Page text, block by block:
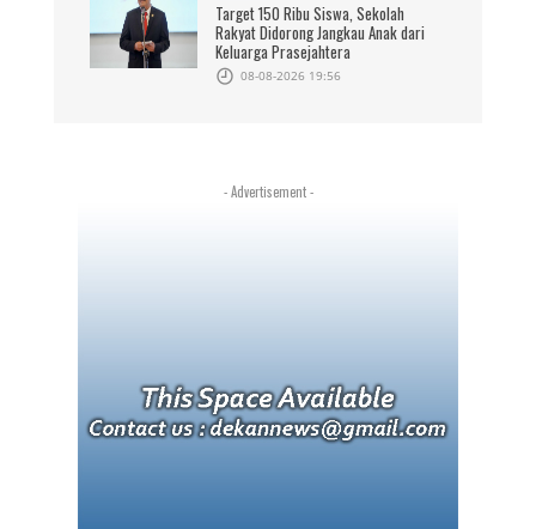
Target 150 Ribu Siswa, Sekolah
Rakyat Didorong Jangkau Anak dari
Keluarga Prasejahtera
08-08-2026 19:56
- Advertisement -